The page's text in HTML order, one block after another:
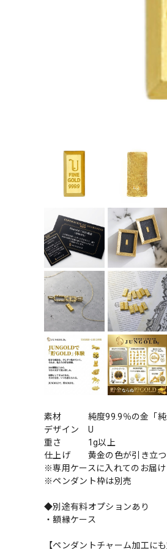
素材 純度99.9％の金「純
デザイン U
重さ 1g以上
仕上げ 黄金の色が引き立つ
※専用ケースに入れてのお届
※ペンダント枠は別売
◆別途有料オプションあり
・額縁ケース
【ペンダントチャーム加工に